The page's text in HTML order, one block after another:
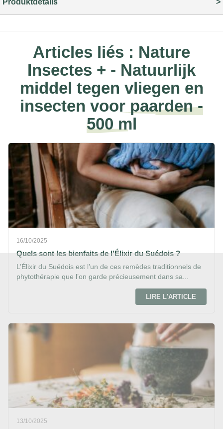
Articles liés : Nature
Insectes + - Natuurlijk
middel tegen vliegen en
insecten voor paarden -
500 ml
16/10/2025
Quels sont les bienfaits de l’Élixir du Suédois ?
L’Élixir du Suédois est l’un de ces remèdes traditionnels de
phytothérapie que l’on garde précieusement dans sa...
LIRE L'ARTICLE
13/10/2025